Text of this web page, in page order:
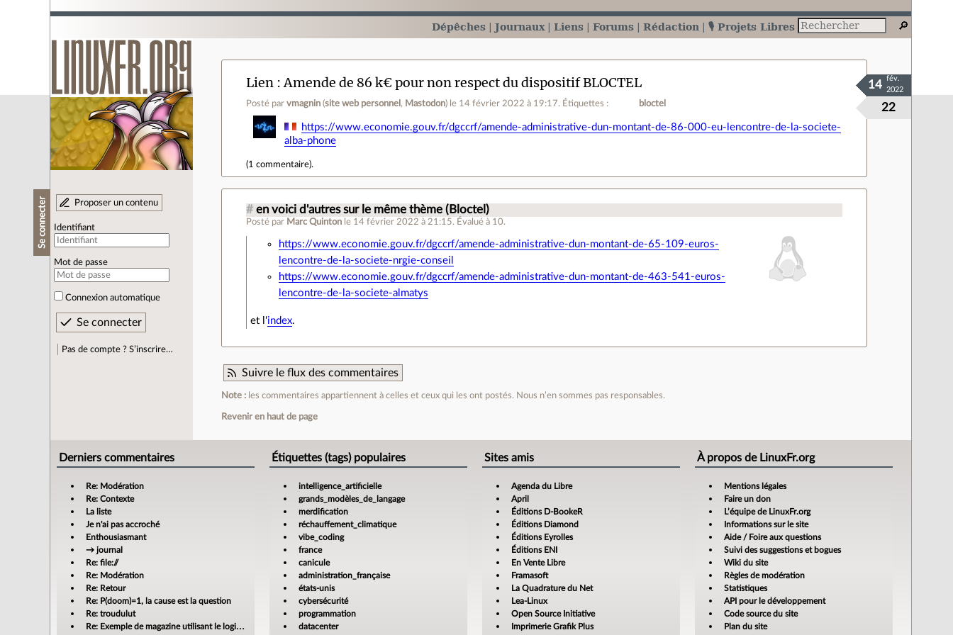
Dépêches Journaux Liens Forums Rédaction 🎙️ Projets Libres
Se connecter Proposer un contenu
Identifiant
Mot de passe
Connexion automatique
Pas de compte ? S’inscrire…
Lien Amende de 86 k€ pour non respect du dispositif BLOCTEL
Posté parvmagnin (site web personnel , Mastodon) le 14 février 2022 à 19:17. Étiquettes : bloctel 22
14
fév.
2022
https://www.economie.gouv.fr/dgccrf/amende-administrative-dun-montant-de-86-000-eu-lencontre-de-la-societe-
alba-phone
(1 commentaire).
# en voici d'autres sur le même thème (Bloctel)
Posté par Marc Quinton le 14 février 2022 à 21:15. Évalué à 10.
https://www.economie.gouv.fr/dgccrf/amende-administrative-dun-montant-de-65-109-euros-
lencontre-de-la-societe-nrgie-conseil
https://www.economie.gouv.fr/dgccrf/amende-administrative-dun-montant-de-463-541-euros-
lencontre-de-la-societe-almatys
et l'index.
Suivre le flux des commentaires
Note : les commentaires appartiennent à celles et ceux qui les ont postés. Nous n’en sommes pas responsables.
Revenir en haut de page
Derniers commentaires
Re: Modération
Re: Contexte
La liste
Je n'ai pas accroché
Enthousiasmant
→ journal
Re: file://
Re: Modération
Re: Retour
Re: P(doom)=1, la cause est la question
Re: troudulut
Re: Exemple de magazine utilisant le logiciel libre Scribus
Étiquettes (tags) populaires
intelligence_artificielle
grands_modèles_de_langage
merdification
réchauffement_climatique
vibe_coding
france
canicule
administration_française
états-unis
cybersécurité
programmation
datacenter
Sites amis
Agenda du Libre
April
Éditions D-BookeR
Éditions Diamond
Éditions Eyrolles
Éditions ENI
En Vente Libre
Framasoft
La Quadrature du Net
Lea-Linux
Open Source Initiative
Imprimerie Grafik Plus
À propos de LinuxFr.org
Mentions légales
Faire un don
L’équipe de LinuxFr.org
Informations sur le site
Aide / Foire aux questions
Suivi des suggestions et bogues
Wiki du site
Règles de modération
Statistiques
API pour le développement
Code source du site
Plan du site